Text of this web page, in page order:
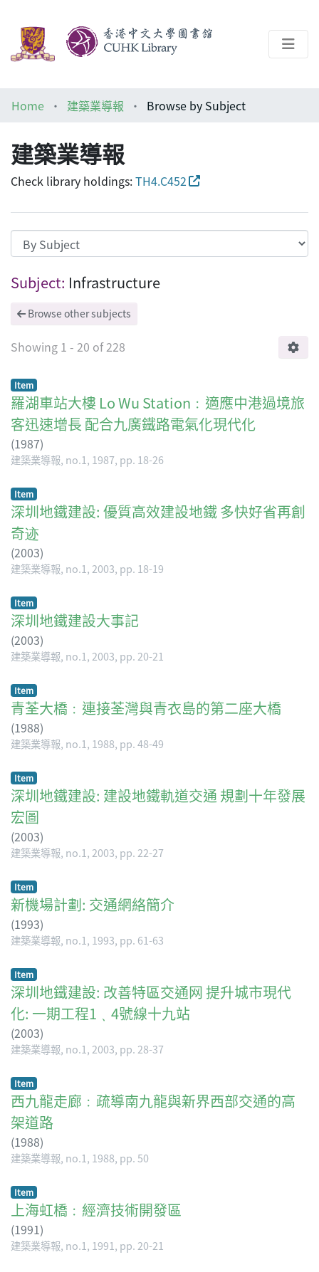
Architecture Library
Home 建築業導報 Browse by Subject
建築業導報
Check library holdings:TH4.C452
Browsing 建築業導報 by Subject
Subject: Infrastructure
Browse other subjects
Showing 1 - 20 of 228
Item
羅湖車站大樓 Lo Wu Station﹕適應中港過境旅
客迅速增長 配合九廣鐵路電氣化現代化
(1987)
建築業導報, no.1, 1987, pp. 18-26
Item
深圳地鐵建設: 優質高效建設地鐵 多快好省再創
奇迹
(2003)
建築業導報, no.1, 2003, pp. 18-19
Item
深圳地鐵建設大事記
(2003)
建築業導報, no.1, 2003, pp. 20-21
Item
青荃大橋﹕連接荃灣與青衣島的第二座大橋
(1988)
建築業導報, no.1, 1988, pp. 48-49
Item
深圳地鐵建設: 建設地鐵軌道交通 規劃十年發展
宏圖
(2003)
建築業導報, no.1, 2003, pp. 22-27
Item
新機場計劃: 交通網絡簡介
(1993)
建築業導報, no.1, 1993, pp. 61-63
Item
深圳地鐵建設: 改善特區交通网 提升城市現代
化: 一期工程1﹑4號線十九站
(2003)
建築業導報, no.1, 2003, pp. 28-37
Item
西九龍走廊﹕疏導南九龍與新界西部交通的高
架道路
(1988)
建築業導報, no.1, 1988, pp. 50
Item
上海虹橋﹕經濟技術開發區
(1991)
建築業導報, no.1, 1991, pp. 20-21